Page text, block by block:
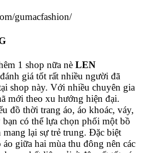
gumacfashion/
1 shop nữa nè LEN
giá tốt rất nhiều người đã
shop này. Với nhiều chuyên gia
mới theo xu hướng hiện đại.
đồ thời trang áo, áo khoác, váy,
có thể lựa chọn phối một bồ
lại sự trẻ trung. Đặc biệt
giữa hai mùa thu đông nên các